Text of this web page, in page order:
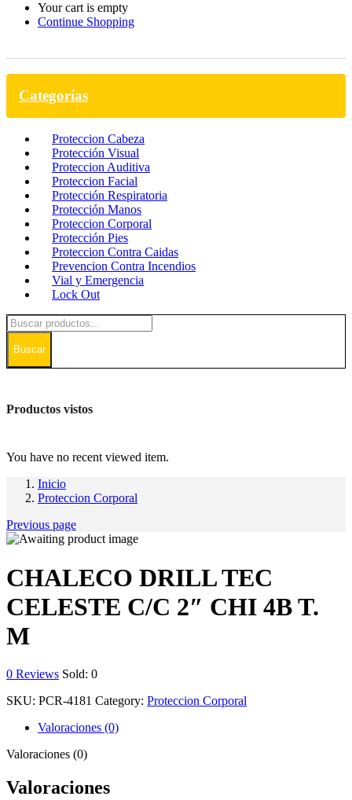
Your cart is empty
Continue Shopping
Categorías
Proteccion Cabeza
Protección Visual
Proteccion Auditiva
Proteccion Facial
Protección Respiratoria
Protección Manos
Proteccion Corporal
Protección Pies
Proteccion Contra Caidas
Prevencion Contra Incendios
Vial y Emergencia
Lock Out
Buscar
Productos vistos
You have no recent viewed item.
Inicio
Proteccion Corporal
Previous page
CHALECO DRILL TEC
CELESTE C/C 2″ CHI 4B T.
M
0 Reviews Sold: 0
SKU: PCR-4181 Category: Proteccion Corporal
Valoraciones (0)
Valoraciones (0)
Valoraciones